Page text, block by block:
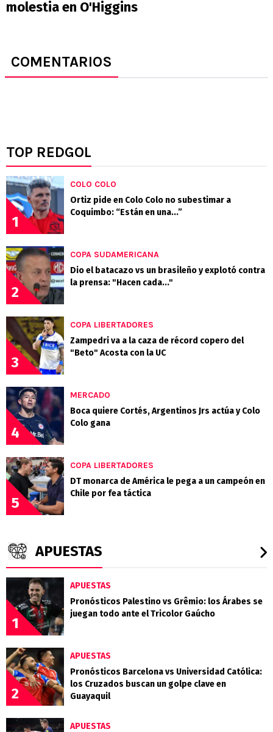
molestia en O'Higgins
COMENTARIOS
TOP REDGOL
1
COLO COLO
Ortiz pide en Colo Colo no subestimar a
Coquimbo: “Están en una...”
2
COPA SUDAMERICANA
Dio el batacazo vs un brasileño y explotó contra
la prensa: "Hacen cada..."
3
COPA LIBERTADORES
Zampedri va a la caza de récord copero del
"Beto" Acosta con la UC
4
MERCADO
Boca quiere Cortés, Argentinos Jrs actúa y Colo
Colo gana
5
COPA LIBERTADORES
DT monarca de América le pega a un campeón en
Chile por fea táctica
APUESTAS
1
APUESTAS
Pronósticos Palestino vs Grêmio: los Árabes se
juegan todo ante el Tricolor Gaúcho
2
APUESTAS
Pronósticos Barcelona vs Universidad Católica:
los Cruzados buscan un golpe clave en
Guayaquil
APUESTAS